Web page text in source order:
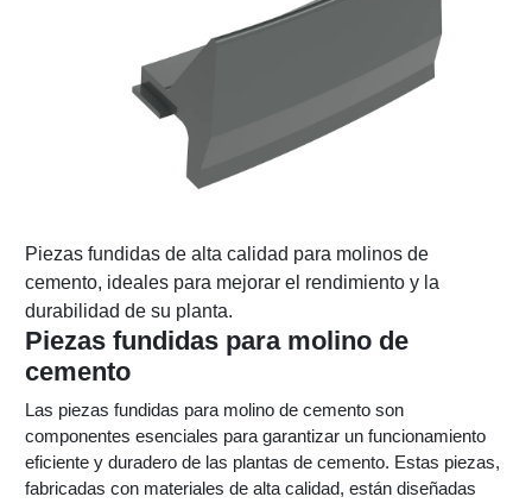
Piezas fundidas de alta calidad para molinos de
cemento, ideales para mejorar el rendimiento y la
durabilidad de su planta.
Piezas fundidas para molino de
cemento
Las piezas fundidas para molino de cemento son
componentes esenciales para garantizar un funcionamiento
eficiente y duradero de las plantas de cemento. Estas piezas,
fabricadas con materiales de alta calidad, están diseñadas